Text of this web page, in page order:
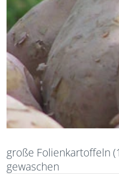
große Folienkartoffeln
gewaschen